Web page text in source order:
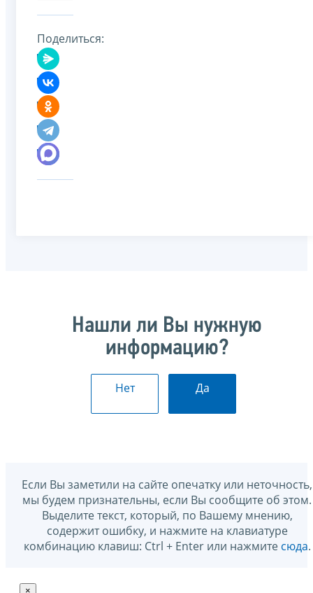
Поделиться:
Нашли ли Вы нужную
информацию?
Нет Да
Если Вы заметили на сайте опечатку или неточность,
мы будем признательны, если Вы сообщите об этом.
Выделите текст, который, по Вашему мнению,
содержит ошибку, и нажмите на клавиатуре
комбинацию клавиш: Ctrl + Enter или нажмите сюда.
×